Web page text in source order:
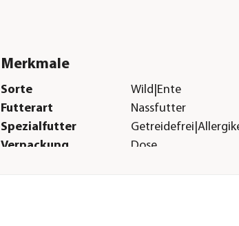
Merkmale
Sorte
Wild|Ente
Futterart
Nassfutter
Spezialfutter
Verpackung
Dose